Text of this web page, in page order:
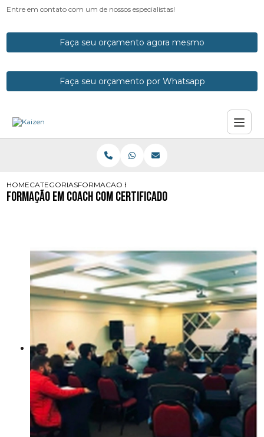
Entre em contato com um de nossos especialistas!
Faça seu orçamento agora mesmo
Faça seu orçamento por Whatsapp
HOMECATEGORIASFORMACAO EM COACH COM CERTIFICADO
Formação em Coach com Certificado